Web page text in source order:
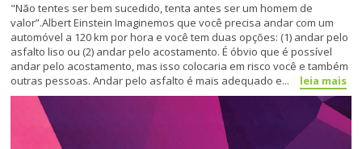
"Não tentes ser bem sucedido, tenta antes ser um homem de
valor”.Albert Einstein Imaginemos que você precisa andar com um
automóvel a 120 km por hora e você tem duas op­ções: (1) andar pelo
asfalto liso ou (2) andar pelo acostamento. É óbvio que é possível
andar pelo acostamento, mas isso colocaria em risco você e também
outras pessoas. Andar pelo asfalto é mais adequado e...
leia mais